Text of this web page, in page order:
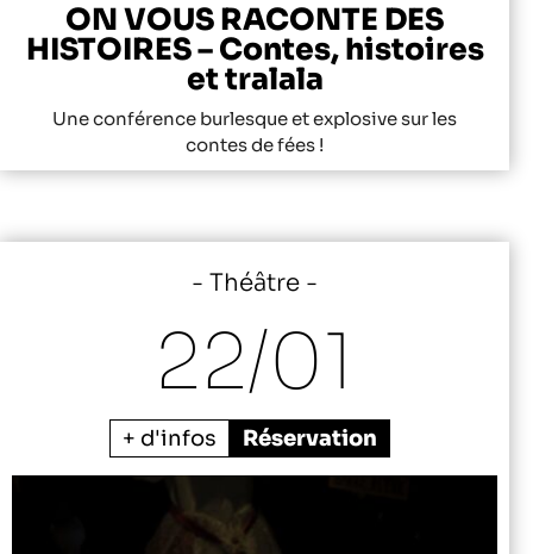
ON VOUS RACONTE DES
HISTOIRES – Contes, histoires
et tralala
Une conférence burlesque et explosive sur les
contes de fées !
Théâtre
22/01
+ d'infos Réservation